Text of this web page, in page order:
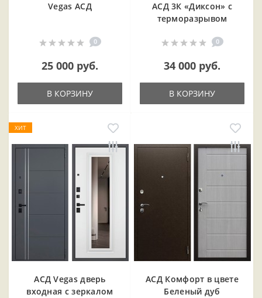
Vegas АСД
0
25 000 руб.
В КОРЗИНУ
АСД 3К «Диксон» с
терморазрывом
0
34 000 руб.
В КОРЗИНУ
ХИТ
АСД Vegas дверь
входная с зеркалом
АСД Комфорт в цвете
Беленый дуб